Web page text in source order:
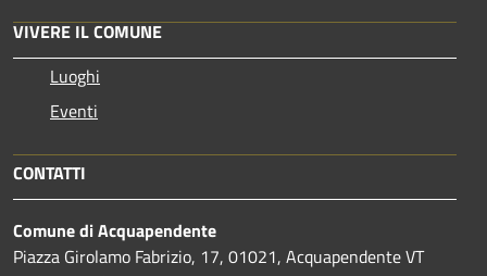
VIVERE IL COMUNE
Luoghi
Eventi
CONTATTI
Comune di Acquapendente
Piazza Girolamo Fabrizio, 17, 01021, Acquapendente VT